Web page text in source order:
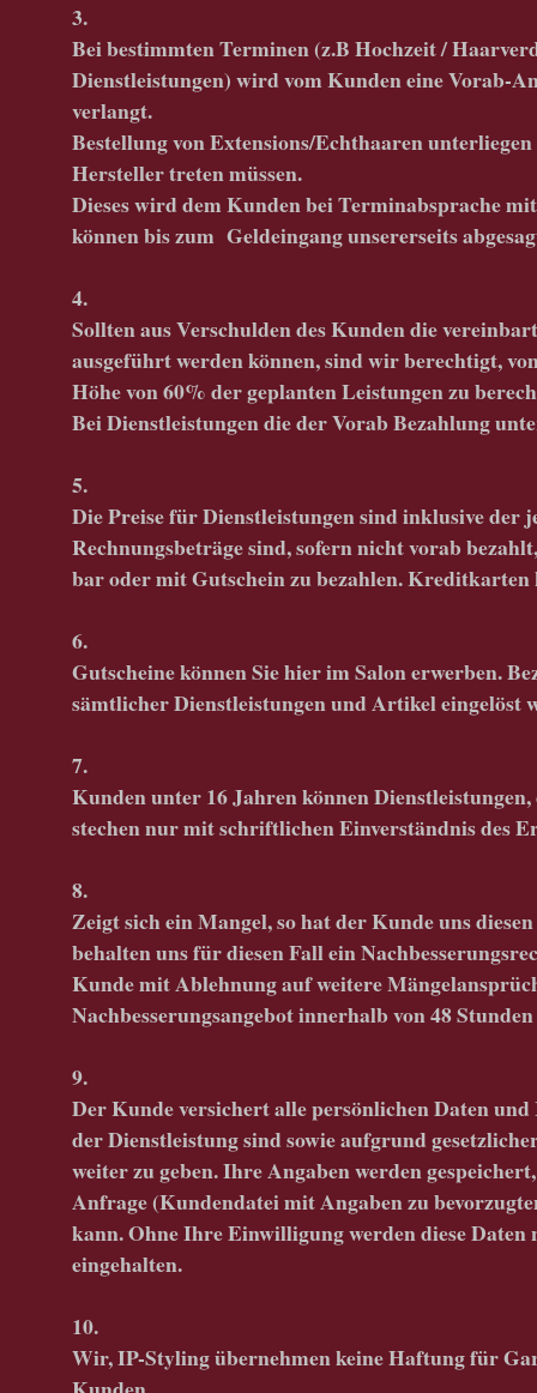
3.
Bei bestimmten Terminen (z.B Hochzeit /
Dienstleistungen) wird vom Kunden eine Vorab-
verlangt.
Bestellung von Extensions/Echthaaren
Hersteller treten müssen.
Dieses wird dem Kunden bei Terminabsprache
können bis zum Geldeingang unsererseits
4.
Sollten aus Verschulden des Kunden die
ausgeführt werden können, sind wir berechtigt,
Höhe von 60% der geplanten Leistungen zu
Bei Dienstleistungen die der Vorab Bezahlung
5.
Die Preise für Dienstleistungen sind inklusive der
Rechnungsbeträge sind, sofern nicht vorab
bar oder mit Gutschein zu bezahlen.
6.
Gutscheine können Sie hier im Salon erwerben.
sämtlicher Dienstleistungen und Artikel eingelöst
7.
Kunden unter 16 Jahren können
stechen nur mit schriftlichen Einverständnis des
8.
Zeigt sich ein Mangel, so hat der Kunde uns
behalten uns für diesen Fall ein
Kunde mit Ablehnung auf weitere
Nachbesserungsangebot innerhalb von 48
9.
Der Kunde versichert alle persönlichen Daten
der Dienstleistung sind sowie aufgrund
weiter zu geben. Ihre Angaben werden
Anfrage (Kundendatei mit Angaben zu
kann. Ohne Ihre Einwilligung werden diese
eingehalten.
10.
Wir, IP-Styling übernehmen keine Haftung für